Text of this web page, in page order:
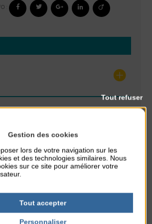
:
de sable
Gestion des cookies
lors de votre navigation sur les
et des technologies similaires. Nous
sur ce site pour améliorer votre
Tout accepter
Tout refuser
Personnaliser